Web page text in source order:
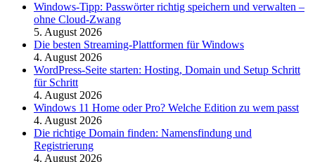
Windows-Tipp: Passwörter richtig speichern und verwalten –
ohne Cloud-Zwang
5. August 2026
Die besten Streaming-Plattformen für Windows
4. August 2026
WordPress-Seite starten: Hosting, Domain und Setup Schritt
für Schritt
4. August 2026
Windows 11 Home oder Pro? Welche Edition zu wem passt
4. August 2026
Die richtige Domain finden: Namensfindung und
Registrierung
4. August 2026